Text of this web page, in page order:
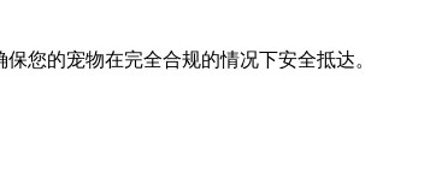
您的宠物在完全合规的情况下安全抵达。